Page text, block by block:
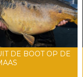
DE BOOT OP DE